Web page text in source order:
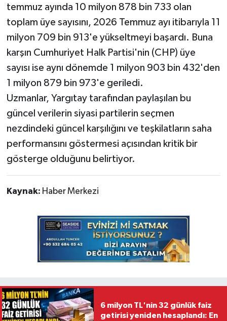
temmuz ayında 10 milyon 878 bin 733 olan
toplam üye sayısını, 2026 Temmuz ayı itibarıyla 11
milyon 709 bin 913'e yükseltmeyi başardı. Buna
karşın Cumhuriyet Halk Partisi'nin (CHP) üye
sayısı ise aynı dönemde 1 milyon 903 bin 432'den
1 milyon 879 bin 973'e geriledi.
Uzmanlar, Yargıtay tarafından paylaşılan bu
güncel verilerin siyasi partilerin seçmen
nezdindeki güncel karşılığını ve teşkilatların saha
performansını göstermesi açısından kritik bir
gösterge olduğunu belirtiyor.
Kaynak: Haber Merkezi
6 milyon TL'nin 32 günlük faiz
getirisi yeniden hesaplandı: En